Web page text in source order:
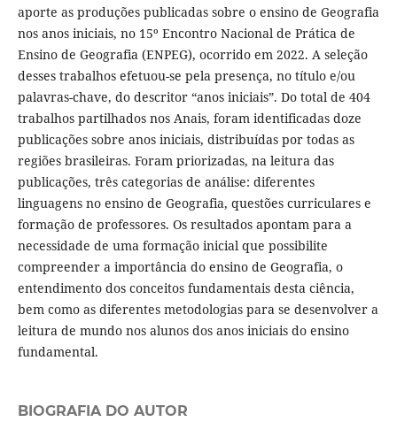
aporte as produções publicadas sobre o ensino de Geografia
nos anos iniciais, no 15º Encontro Nacional de Prática de
Ensino de Geografia (ENPEG), ocorrido em 2022. A seleção
desses trabalhos efetuou-se pela presença, no título e/ou
palavras-chave, do descritor “anos iniciais”. Do total de 404
trabalhos partilhados nos Anais, foram identificadas doze
publicações sobre anos iniciais, distribuídas por todas as
regiões brasileiras. Foram priorizadas, na leitura das
publicações, três categorias de análise: diferentes
linguagens no ensino de Geografia, questões curriculares e
formação de professores. Os resultados apontam para a
necessidade de uma formação inicial que possibilite
compreender a importância do ensino de Geografia, o
entendimento dos conceitos fundamentais desta ciência,
bem como as diferentes metodologias para se desenvolver a
leitura de mundo nos alunos dos anos iniciais do ensino
fundamental.
BIOGRAFIA DO AUTOR